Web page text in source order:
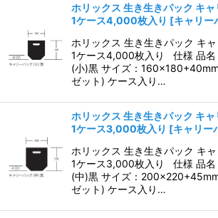
ホリックス 生き生きパック キ
1ケース4,000枚入り [キャリー
ホリックス 生き生きパック キ
1ケース4,000枚入り 仕様 品名
(小)黒 サイズ：
ゼット) ケース入り…
ホリックス 生き生きパック キ
1ケース3,000枚入り [キャリー
ホリックス 生き生きパック キ
1ケース3,000枚入り 仕様 品名
(中)黒 サイズ：
ゼット) ケース入り…